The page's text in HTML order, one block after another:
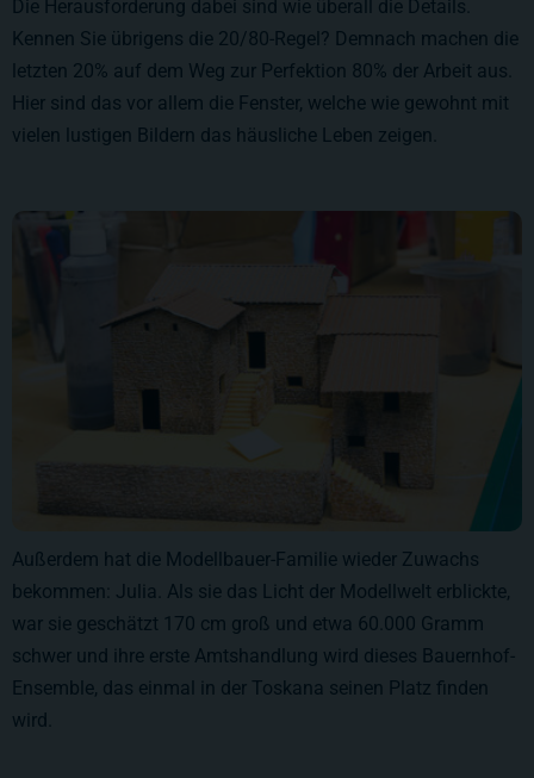
Die Herausforderung dabei sind wie überall die Details.
Kennen Sie übrigens die 20/80-Regel? Demnach machen die
letzten 20% auf dem Weg zur Perfektion 80% der Arbeit aus.
Hier sind das vor allem die Fenster, welche wie gewohnt mit
vielen lustigen Bildern das häusliche Leben zeigen.
Außerdem hat die Modellbauer-Familie wieder Zuwachs
bekommen: Julia. Als sie das Licht der Modellwelt erblickte,
war sie geschätzt 170 cm groß und etwa 60.000 Gramm
schwer und ihre erste Amtshandlung wird dieses Bauernhof-
Ensemble, das einmal in der Toskana seinen Platz finden
wird.